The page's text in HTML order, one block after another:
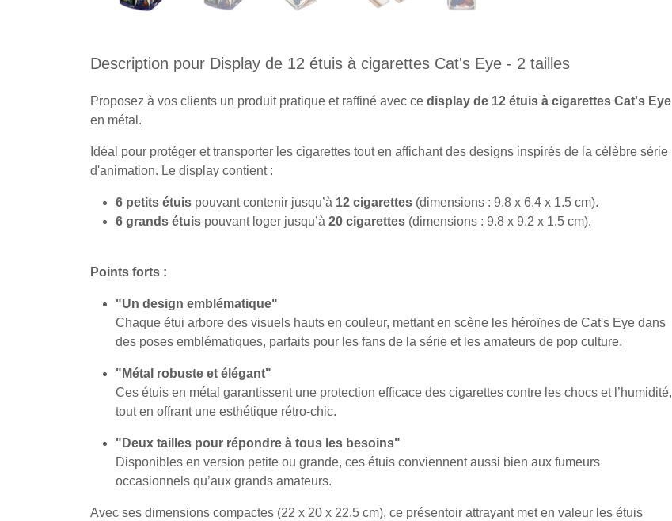
Description pour Display de 12 étuis à cigarettes Cat's Eye - 2 tailles
Proposez à vos clients un produit pratique et raffiné avec ce display de 12 étuis à cigarettes Cat's Eye
en métal.
Idéal pour protéger et transporter les cigarettes tout en affichant des designs inspirés de la célèbre série
d'animation. Le display contient :
6 petits étuis pouvant contenir jusqu’à 12 cigarettes (dimensions : 9.8 x 6.4 x 1.5 cm).
6 grands étuis pouvant loger jusqu’à 20 cigarettes (dimensions : 9.8 x 9.2 x 1.5 cm).
Points forts :
"Un design emblématique"
Chaque étui arbore des visuels hauts en couleur, mettant en scène les héroïnes de Cat's Eye dans
des poses emblématiques, parfaits pour les fans de la série et les amateurs de pop culture.
"Métal robuste et élégant"
Ces étuis en métal garantissent une protection efficace des cigarettes contre les chocs et l’humidité,
tout en offrant une esthétique rétro-chic.
"Deux tailles pour répondre à tous les besoins"
Disponibles en version petite ou grande, ces étuis conviennent aussi bien aux fumeurs
occasionnels qu’aux grands amateurs.
Avec ses dimensions compactes (22 x 20 x 22.5 cm), ce présentoir attrayant met en valeur les étuis